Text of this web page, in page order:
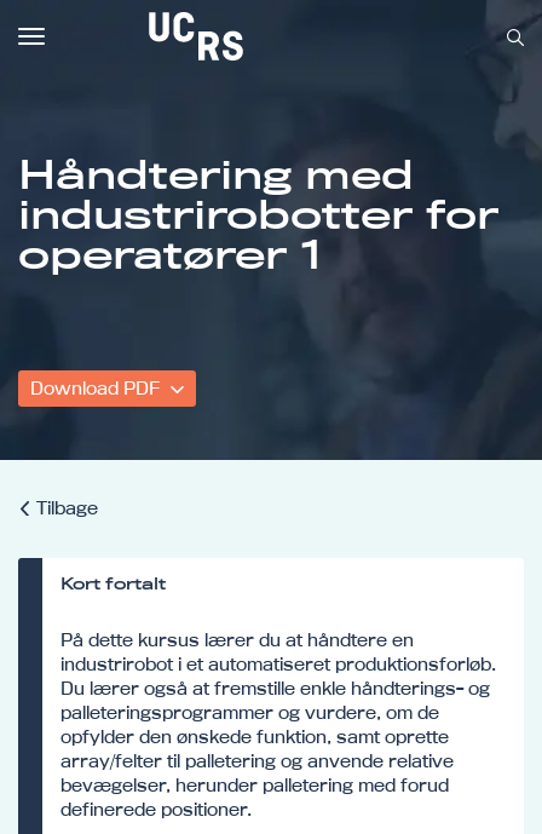
Om UCRS
Bliv faglært
Håndtering med
industrirobotter for
operatører 1
Download PDF
Tilbage
Kort fortalt
På dette kursus lærer du at håndtere en
industrirobot i et automatiseret produktionsforløb.
Du lærer også at fremstille enkle håndterings- og
palleteringsprogrammer og vurdere, om de
opfylder den ønskede funktion, samt oprette
array/felter til palletering og anvende relative
bevægelser, herunder palletering med forud
definerede positioner.